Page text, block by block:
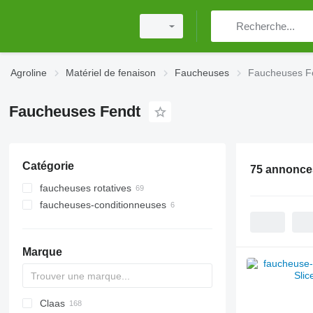
Agroline Matériel de fenaison Faucheuses Faucheuses
Faucheuses Fendt
Catégorie
faucheuses rotatives
faucheuses-conditionneuses
Marque
700 - series
SPE
CK
EP
Claas
75